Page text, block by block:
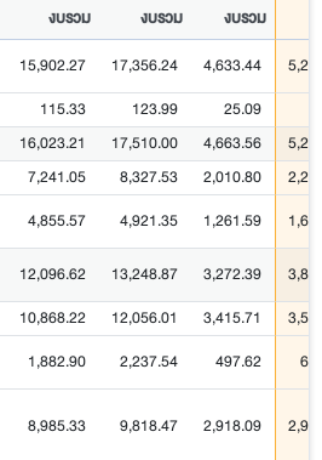
งบรวม งบรวม งบรวม
15,902.27 17,356.24 4,633.44
115.33 123.99 25.09
16,023.21 17,510.00 4,663.56
7,241.05 8,327.53 2,010.80
4,855.57 4,921.35 1,261.59
12,096.62 13,248.87 3,272.39
10,868.22 12,056.01 3,415.71
1,882.90 2,237.54 497.62
8,985.33 9,818.47 2,918.09